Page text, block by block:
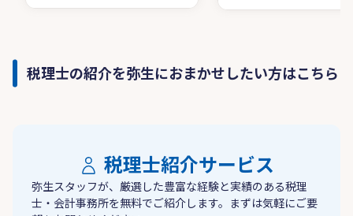
税理士の紹介を弥生におまかせしたい方はこちら
税理士紹介サービス
弥生スタッフが、厳選した豊富な経験と実績のある税理
士・会計事務所を無料でご紹介します。まずは気軽にご要